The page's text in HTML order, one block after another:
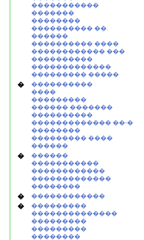
�����������
�������
��������
���������� ��.
������
���������� ����
������������ ���
����������
�������������
��������� �����
�
����������
����
���������
������ �������
����������
������������� ��-�
��������
��������� ����
������
�
������
�����������
������������
�������������
��������
� ������������
�
���������
��������������
���������
���������
��������